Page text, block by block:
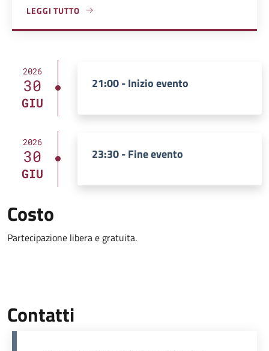
LEGGI TUTTO
A PROPOSITO DI PIAZZA SANDRO PERTINI
2026
30
GIU
21:00 - Inizio evento
2026
30
GIU
23:30 - Fine evento
Costo
Partecipazione libera e gratuita.
Contatti